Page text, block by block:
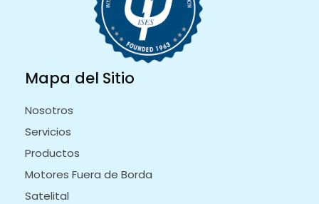
Mapa del Sitio
Nosotros
Servicios
Productos
Motores Fuera de Borda
Satelital